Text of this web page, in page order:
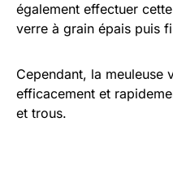
également effectuer
verre à grain épais puis
Cependant, la meuleuse
efficacement et
et trous.